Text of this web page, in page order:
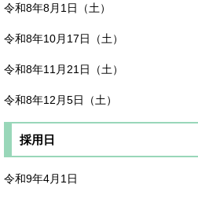
令和8年8月1日（土）
令和8年10月17日（土）
令和8年11月21日（土）
令和8年12月5日（土）
採用日
令和9年4月1日